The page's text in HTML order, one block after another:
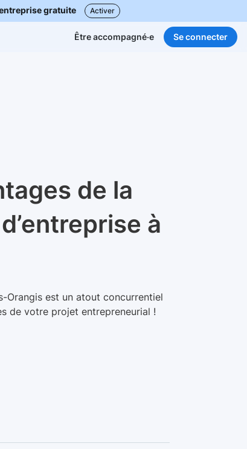
gratuite Activer
Être accompagné·e Se connecter
de la
à
Orangis est un atout concurrentiel
de votre projet entrepreneurial !